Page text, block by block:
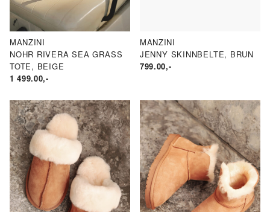
MANZINI
NOHR RIVERA SEA GRASS
TOTE, BEIGE
1 499.00,-
MANZINI
JENNY SKINNBELTE, BRUN
799.00,-